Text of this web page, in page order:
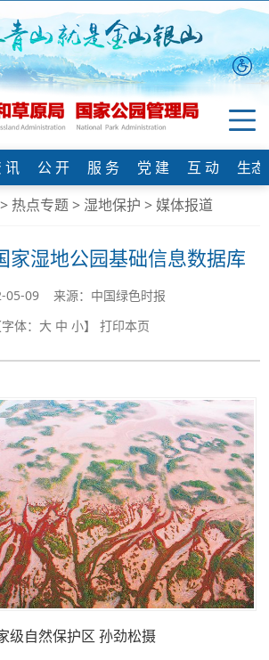
讯 公 开 服 务 党 建 互 动
生
> 热点专题> 湿地保护 >媒体报道
家湿地公园基础信息数据库
05-09 来源：中国绿色时报
字体： 大 中 小】 打印本页
级自然保护区 孙劲松摄